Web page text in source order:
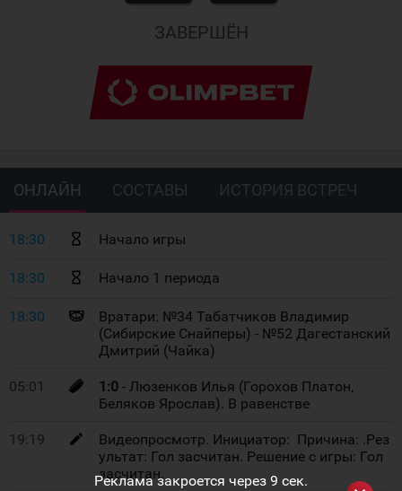
Реклама закроется через 9 сек.
ЗАВЕРШЁН
ОНЛАЙН СОСТАВЫ ИСТОРИЯ ВСТРЕЧ
18:30 Начало игры
18:30 Начало 1 периода
18:30
Вратари: №34 Табатчиков Владимир
(Сибирские Снайперы) - №52 Дагестанский
Дмитрий (Чайка)
05:01 1:0 - Люзенков Илья (Горохов Платон,
Беляков Ярослав). В равенстве
19:19
Видеопросмотр. Инициатор: Причина: .Рез
ультат: Гол засчитан. Решение с игры: Гол
засчитан.